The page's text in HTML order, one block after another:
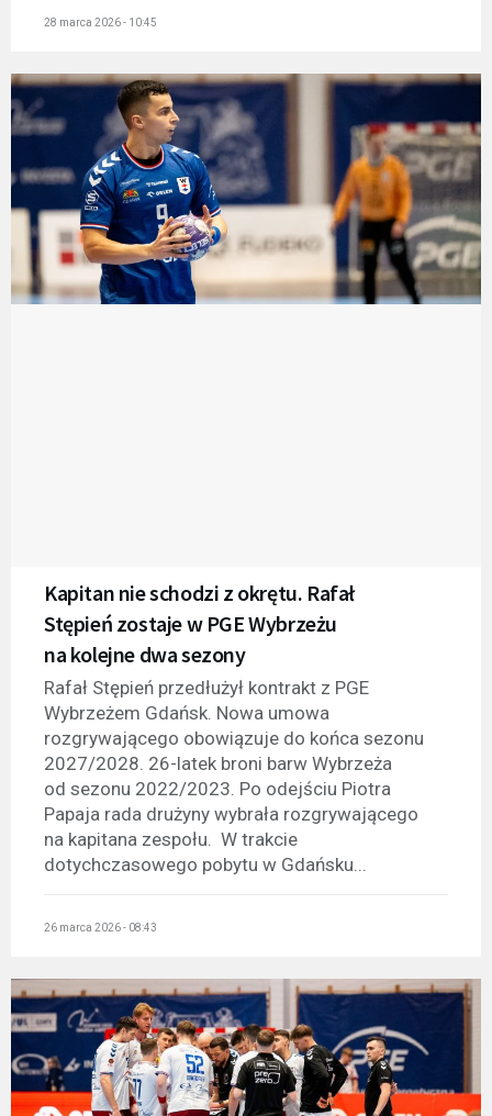
28 marca 2026 - 10:45
Kapitan nie schodzi z okrętu. Rafał
Stępień zostaje w PGE Wybrzeżu
na kolejne dwa sezony
Rafał Stępień przedłużył kontrakt z PGE
Wybrzeżem Gdańsk. Nowa umowa
rozgrywającego obowiązuje do końca sezonu
2027/2028. 26-latek broni barw Wybrzeża
od sezonu 2022/2023. Po odejściu Piotra
Papaja rada drużyny wybrała rozgrywającego
na kapitana zespołu. W trakcie
dotychczasowego pobytu w Gdańsku...
26 marca 2026 - 08:43